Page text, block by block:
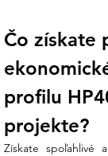
Produkt
Materiál
Rozmery (V x
Dĺžka
Zaťaženie
Čo získate
profilu
projekte?
Získate spoľahlivé